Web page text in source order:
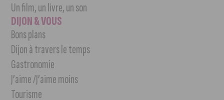
Un film, un livre, un son
DIJON & VOUS
Bons plans
Dijon à travers le temps
Gastronomie
J’aime /J’aime moins
Tourisme